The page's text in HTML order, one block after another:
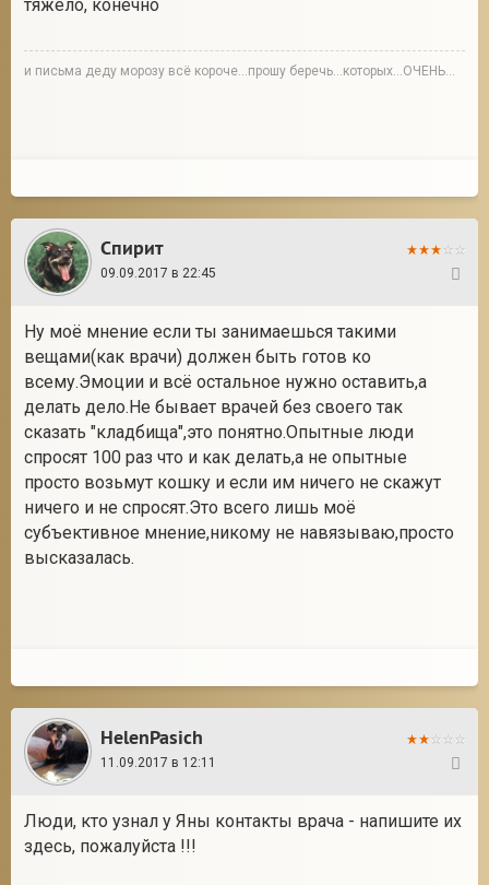
тяжело, конечно
и письма деду морозу всё короче...прошу беречь...которых...ОЧЕНЬ...
Спирит
09.09.2017 в 22:45
Ну моё мнение если ты занимаешься такими
вещами(как врачи) должен быть готов ко
всему.Эмоции и всё остальное нужно оставить,а
делать дело.Не бывает врачей без своего так
сказать "кладбища",это понятно.Опытные люди
спросят 100 раз что и как делать,а не опытные
просто возьмут кошку и если им ничего не скажут
ничего и не спросят.Это всего лишь моё
субъективное мнение,никому не навязываю,просто
высказалась.
HelenPasich
11.09.2017 в 12:11
Люди, кто узнал у Яны контакты врача - напишите их
здесь, пожалуйста !!!